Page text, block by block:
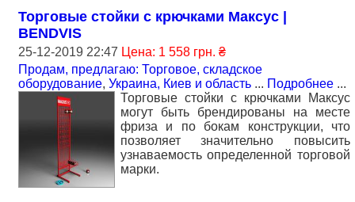
Торговые стойки с крючками Максус |
BENDVIS
25-12-2019 22:47 Цена: 1 558 грн. ₴
Продам, предлагаю: Торговое, складское
оборудование, Украина, Киев и область ... Подробнее ...
Торговые стойки с крючками Максус
могут быть брендированы на месте
фриза и по бокам конструкции, что
позволяет значительно повысить
узнаваемость определенной торговой
марки.